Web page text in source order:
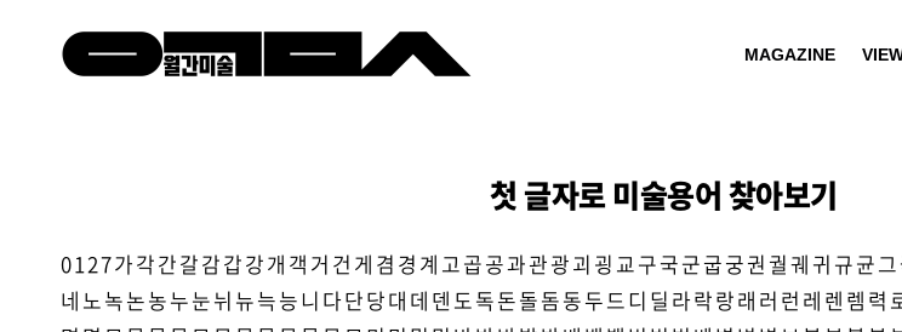
MAGAZINE
첫 글자로 미술용어 찾아보기
01 27가각간갈감갑강개 객 거 건 게 겸 경 계 고곱공과관광괴 굉 교구국군굽궁권 궐궤 귀 규균그
네 노녹논농누눈뉘 뉴늑능니 다단당대 데 덴 도독돈돌돔동두드디 딜 라락랑래 러 런 레 렌 렘 력